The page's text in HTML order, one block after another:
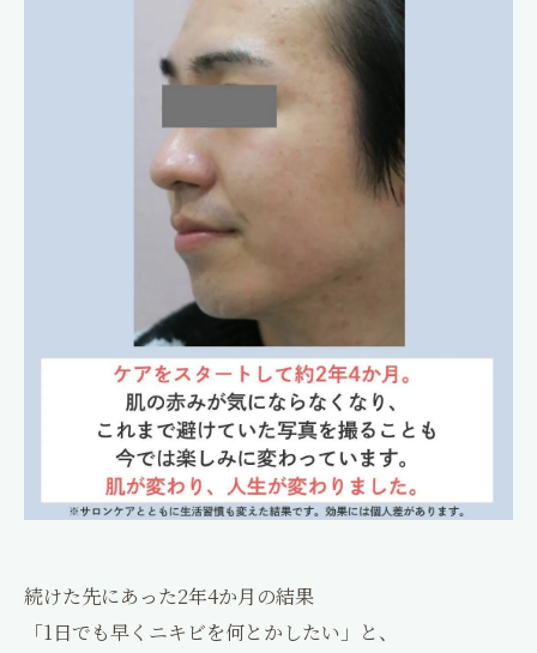
続けた先にあった2年4か月の結果
「1日でも早くニキビを何とかしたい」と、